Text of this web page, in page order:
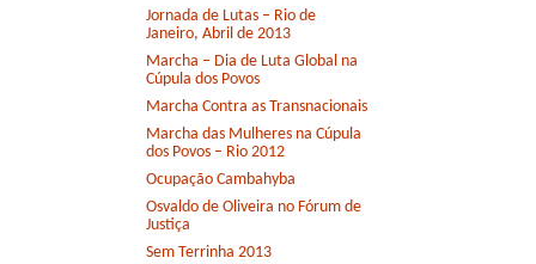
Jornada de Lutas – Rio de
Janeiro, Abril de 2013
Marcha – Dia de Luta Global na
Cúpula dos Povos
Marcha Contra as Transnacionais
Marcha das Mulheres na Cúpula
dos Povos – Rio 2012
Ocupação Cambahyba
Osvaldo de Oliveira no Fórum de
Justiça
Sem Terrinha 2013